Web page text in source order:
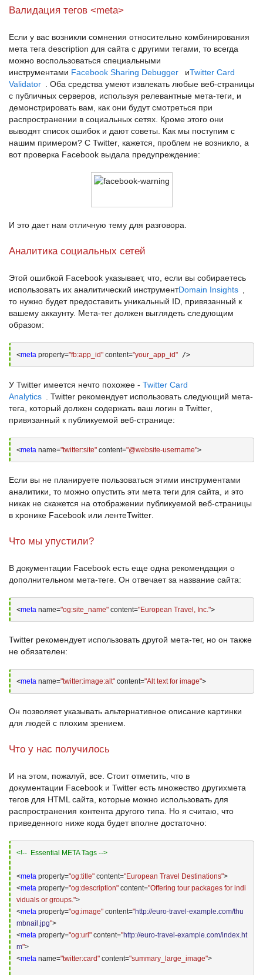
Валидация тегов <meta>
Если у вас возникли сомнения относительно комбинирования
мета тега description для сайта c другими тегами, то всегда
можно воспользоваться специальными
инструментами Facebook Sharing Debugger иTwitter Card
Validator
. Оба средства умеют извлекать любые веб-страницы
с публичных серверов, используя релевантные мета-теги, и
демонстрировать вам, как они будут смотреться при
распространении в социальных сетях. Кроме этого они
выводят список ошибок и дают советы. Как мы поступим с
нашим примером? С Twitter , кажется, проблем не возникло, а
вот проверка Facebook выдала предупреждение:
И это дает нам отличную тему для разговора.
Аналитика социальных сетей
Этой ошибкой Facebook указывает, что, если вы собираетесь
использовать их аналитический инструментDomain Insights
то нужно будет предоставить уникальный ID , привязанный к
вашему аккаунту. Мета-тег должен выглядеть следующим
образом:
<meta property="fb:app_id" content="your_app_id" />
У Twitter имеется нечто похожее - Twitter Card
Analytics
Twitter рекомендует использовать следующий мета-
тега, который должен содержать ваш логин в Twitter
привязанный к публикуемой веб-странице:
<meta name="twitter:site" content="@website-username">
Если вы не планируете пользоваться этими инструментами
аналитики, то можно опустить эти мета теги для сайта , и это
никак не скажется на отображении публикуемой веб-страницы
в хронике Facebook или лентеTwitter
Что мы упустили?
В документации Facebook есть еще одна рекомендация о
дополнительном мета-теге. Он отвечает за название сайта:
<meta name="og:site_name" content="European Travel, Inc.">
Twitter рекомендует использовать другой мета-тег, но он также
не обязателен:
<meta name="twitter:image:alt" content="Alt text for image">
Он позволяет указывать альтернативное описание картинки
для людей с плохим зрением.
Что у нас получилось
И на этом, пожалуй, все. Стоит отметить, что в
документации Facebook и Twitter есть множество другихмета
тегов для HTML сайта , которые можно использовать для
распространения контента другого типа. Но я считаю, что
приведенного ниже кода будет вполне достаточно:
<!--  Essential META Tags -->
<meta property="og:title" content="European Travel Destinations">
<meta property="og:description" content="Offering tour packages for indi
viduals or groups.">
<meta property="og:image" content="http://euro-travel-example.com/thu
mbnail.jpg">
<meta property="og:url" content="http://euro-travel-example.com/index.ht
m">
<meta name="twitter:card" content="summary_large_image">